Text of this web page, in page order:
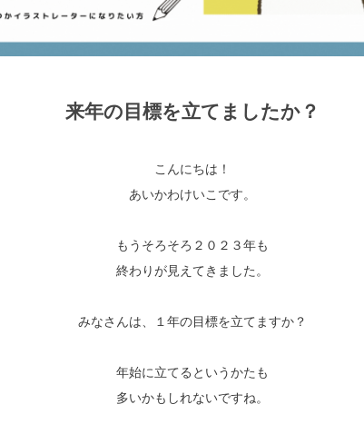
来年の目標を立てましたか？
こんにちは！
あいかわけいこです。
もうそろそろ２０２３年も
終わりが見えてきました。
みなさんは、１年の目標を立てますか？
年始に立てるというかたも
多いかもしれないですね。